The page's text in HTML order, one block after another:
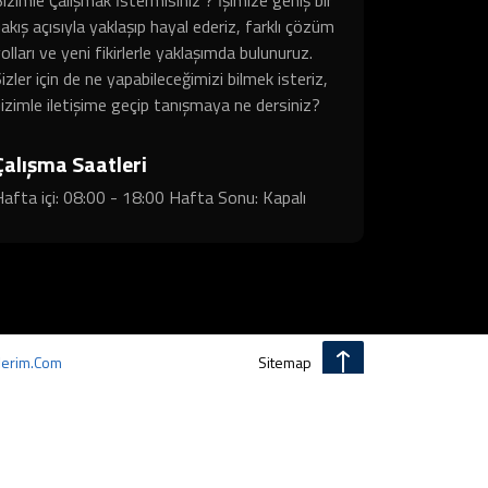
açısıyla yaklaşıp hayal ederiz, farklı çözüm
ve yeni fikirlerle yaklaşımda bulunuruz.
için de ne yapabileceğimizi bilmek isteriz,
iletişime geçip tanışmaya ne dersiniz?
Saatleri
içi: 08:00 - 18:00 Hafta Sonu: Kapalı
Sitemap